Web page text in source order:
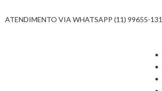
ATENDIMENTO VIA WHATSAPP (11) 99655-